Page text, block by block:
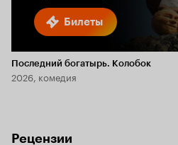
Билеты
Последний богатырь. Колобок
2026, комедия
Рецензии